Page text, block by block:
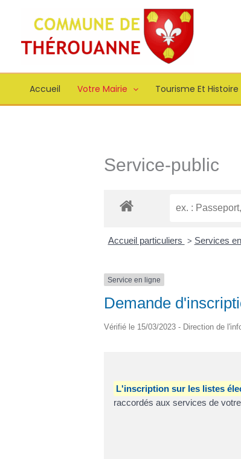
Accueil Votre Mairie Tourisme Et Histoire
Service-public
Accueil particuliers > Services
Service en ligne
Demande
Vérifié le 15/03/2023 - Direction de
L'inscription sur les listes
raccordés aux services de